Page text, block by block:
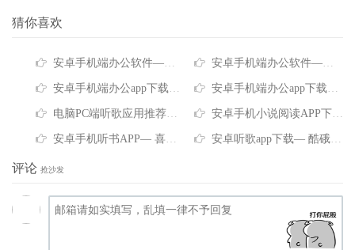
猜你喜欢
安卓手机端办公软件—WPS Office谷歌版V18.10【解锁会员版】职场办公必备软件 安卓手机端办公软件—WPS Office谷歌版V18.9.2-1507【解锁会员版】职场办公必备软件
安卓手机端办公app下载—PDF编辑器V10.13.2483【完美解锁专业版】多功能掌上办公神器 安卓手机端办公app下载—PDF编辑器V10.13.2479【完美解锁专业版】多功能掌上办公神器
电脑PC端听歌应用推荐—QQ音乐V22.10.00【去广告绿色版】正版音乐要支持海量随便听 安卓手机小说阅读APP下载— 七猫免费小说V7.88【去广告版】海量小说免费阅读
安卓手机听书APP— 喜马拉雅V9.4.32.3【去广告版】解锁限制，免费无限畅听 安卓听歌app下载— 酷硪音乐V12.0.4.2【会员版】畅享海量音乐
评论 抢沙发